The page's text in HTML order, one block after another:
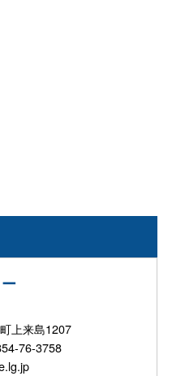
上来島1207
76-3758